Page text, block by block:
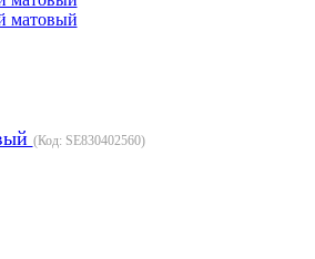
(Код: SE830402560)